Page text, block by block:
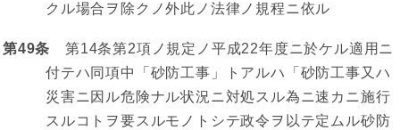
クル場合ヲ除クノ外此ノ法律ノ規程ニ依ル
第49条 第14条第2項ノ規定ノ平成22年度ニ於ケル適用ニ
付テハ同項中「砂防工事」トアルハ「砂防工事又ハ
災害ニ因ル危険ナル状況ニ対処スル為ニ速カニ施行
スルコトヲ要スルモノトシテ政令ヲ以テ定ムル砂防